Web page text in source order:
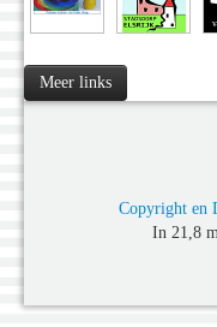
Meer links
Copyright en
In 21,8